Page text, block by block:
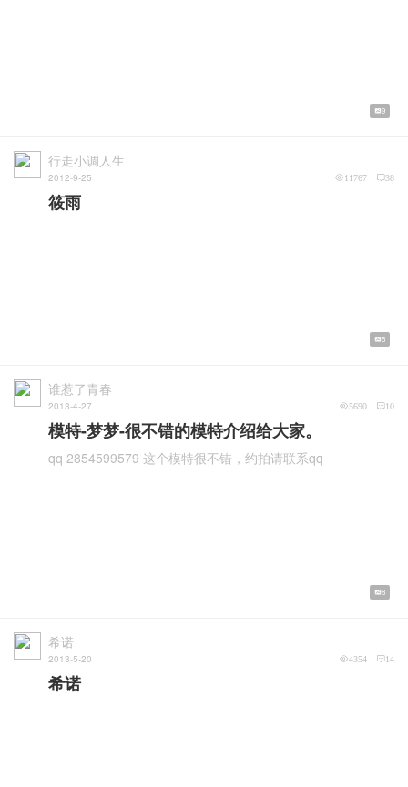
9
行走小调人生
2012-9-25 38
11767
筱雨
5
谁惹了青春
2013-4-27 10
5690
模特-梦梦-很不错的模特介绍给大家。
qq 2854599579 这个模特很不错，约拍请联系qq
8
希诺
2013-5-20 14
4354
希诺